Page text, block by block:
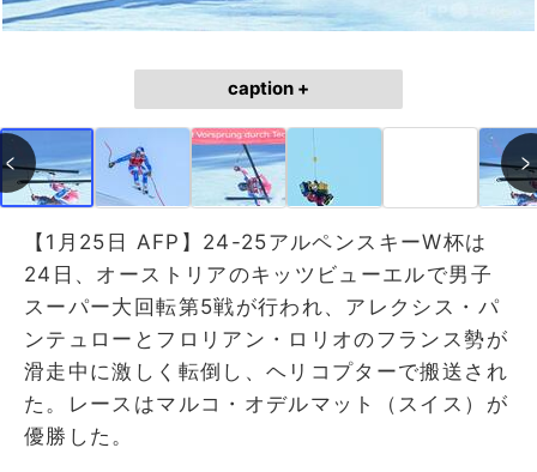
caption +
【1月25日 AFP】24-25アルペンスキーW杯は
24日、オーストリアのキッツビューエルで男子
スーパー大回転第5戦が行われ、アレクシス・パ
ンテュローとフロリアン・ロリオのフランス勢が
滑走中に激しく転倒し、ヘリコプターで搬送され
た。レースはマルコ・オデルマット（スイス）が
優勝した。